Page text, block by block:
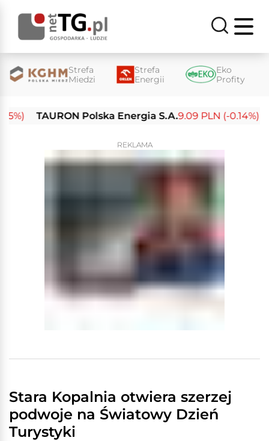
Strefa
Miedzi
Strefa
Energii
Eko
Profity
TAURON Polska Energia S.A.9.09 PLN (-0.14%)
REKLAMA
Stara Kopalnia otwiera szerzej
podwoje na Światowy Dzień
Turystyki